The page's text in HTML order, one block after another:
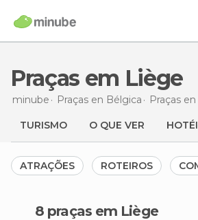
Praças em Liège
minube Praças en Bélgica Praças en
TURISMO O QUE VER
ATRAÇÕES ROTEIROS
8 praças em Liège